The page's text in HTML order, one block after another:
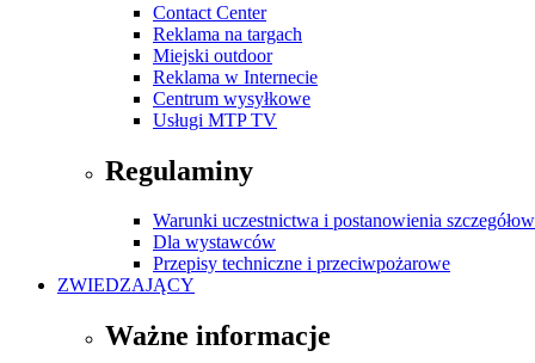
Contact Center
Reklama na targach
Miejski outdoor
Reklama w Internecie
Centrum wysyłkowe
Usługi MTP TV
Regulaminy
Warunki uczestnictwa i postanowienia
Dla wystawców
Przepisy techniczne i przeciwpożarowe
ZWIEDZAJĄCY
Ważne informacje